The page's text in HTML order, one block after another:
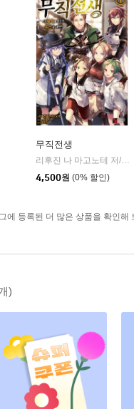
아이/DCW
무직전생
리후진 나 마고노테 저/시로타카 그림/한신남 역
4,500원 (0% 할인)
에 등록된 더 많은 상품을 확인해
)